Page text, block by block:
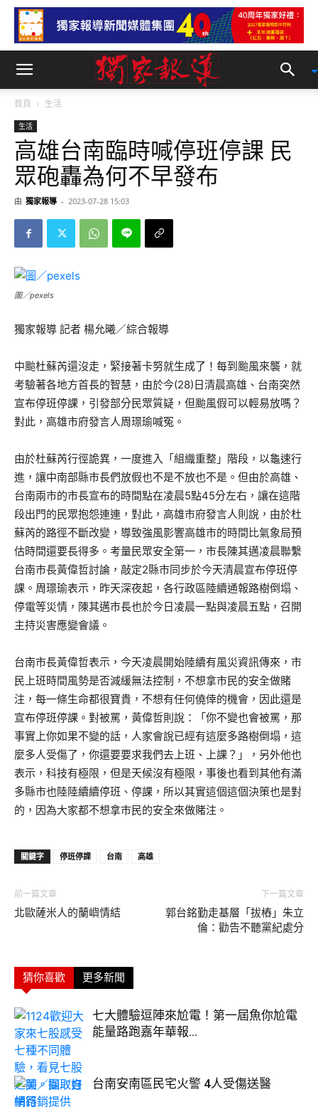
首頁 生活
生活
高雄台南臨時喊停班停課 民
眾砲轟為何不早發布
由 獨家報導 - 2023-07-28 15:03
圖／pexels
獨家報導 記者 楊允曦／綜合報導
中颱杜蘇芮還沒走，緊接著卡努就生成了！每到颱風來襲，就
考驗著各地方首長的智慧，由於今(28)日清晨高雄、台南突然
宣布停班停課，引發部分民眾質疑，但颱風假可以輕易放嗎？
對此，高雄市府發言人周璟瑜喊冤。
由於杜蘇芮行徑詭異，一度進入「組織重整」階段，以龜速行
進，讓中南部縣市長們放假也不是不放也不是。但由於高雄、
台南兩市的市長宣布的時間點在凌晨5點45分左右，讓在這階
段出門的民眾抱怨連連，對此，高雄市府發言人則說，由於杜
蘇芮的路徑不斷改變，導致強風影響高雄市的時間比氣象局預
估時間還要長得多。考量民眾安全第一，市長陳其邁凌晨聯繫
台南市長黃偉哲討論，敲定2縣市同步於今天清晨宣布停班停
課。周璟瑜表示，昨天深夜起，各行政區陸續通報路樹倒塌、
停電等災情，陳其邁市長也於今日凌晨一點與凌晨五點，召開
主持災害應變會議。
台南市長黃偉哲表示，今天凌晨開始陸續有風災資訊傳來，市
民上班時間風勢是否減緩無法控制，不想拿市民的安全做賭
注，每一條生命都很寶貴，不想有任何僥倖的機會，因此還是
宣布停班停課。對被罵，黃偉哲則說：「你不變也會被罵，那
事實上你如果不變的話，人家會說已經有這麼多路樹倒塌，這
麼多人受傷了，你還要要求我們去上班、上課？」，另外他也
表示，科技有極限，但是天候沒有極限，事後也看到其他有滿
多縣市也陸陸續續停班、停課，所以其實這個這個決策也是對
的，因為大家都不想拿市民的安全來做賭注。
關鍵字 停班停課 台南 高雄
前一篇文章
北歐薩米人的蘭嶼情結
下一篇文章
郭台銘勤走基層「拔樁」朱立
倫：勸告不聽黨紀處分
猜你喜歡 更多新聞
七大體驗逗陣來尬電！第一屆魚你尬電
能量路跑嘉年華報...
台南安南區民宅火警 4人受傷送醫